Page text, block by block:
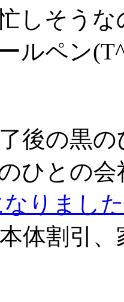
しそう
ルペン
後の黒
ひとの
なりまし
体割引